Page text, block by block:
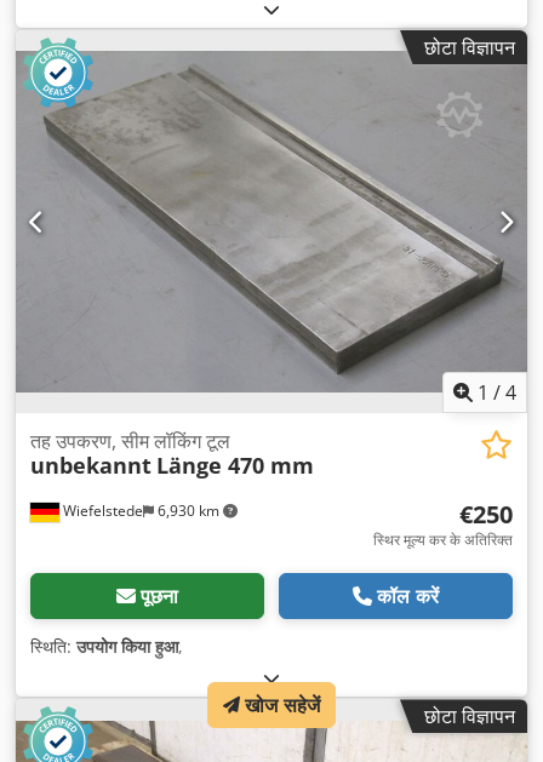
छोटा विज्ञापन
1 /4
Wiefelstede 6,930 km
तह उपकरण, सीम लॉकिंग टूल
unbekannt Länge 470 mm
€250
स्थिर मूल्य कर के अतिरिक्त
पूछना कॉल करें
स्थिति:उपयोग किया हुआ,
छोटा विज्ञापन
खोज सहेजें